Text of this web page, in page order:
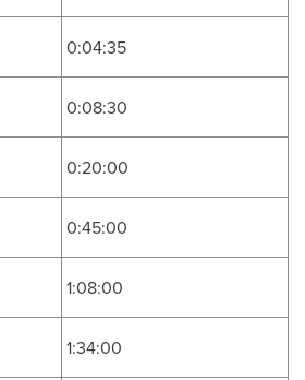
0:04:35
0:08:30
0:20:00
0:45:00
1:08:00
1:34:00